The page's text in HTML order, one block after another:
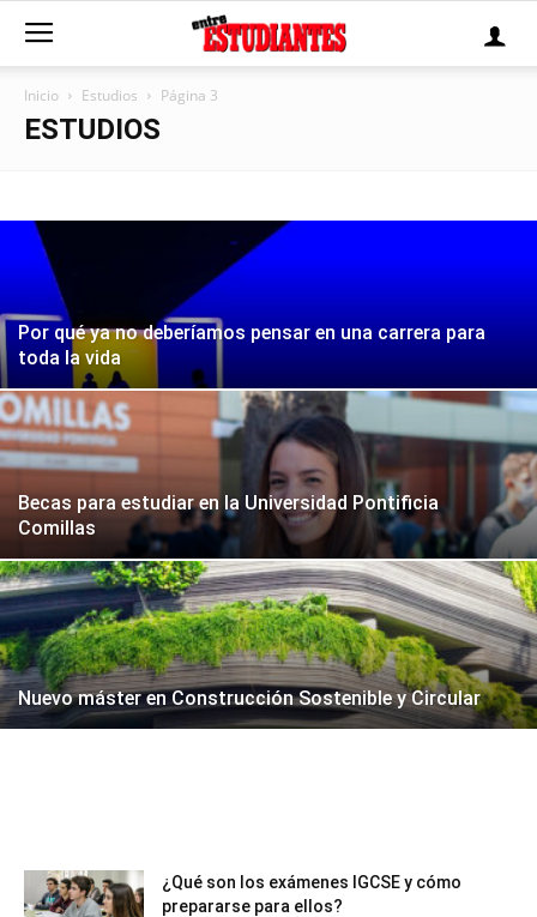
Inicio Estudios Página 3
ESTUDIOS
Por qué ya no deberíamos pensar en una carrera para
toda la vida
Becas para estudiar en la Universidad Pontificia
Comillas
Nuevo máster en Construcción Sostenible y Circular
¿Qué son los exámenes IGCSE y cómo
prepararse para ellos?